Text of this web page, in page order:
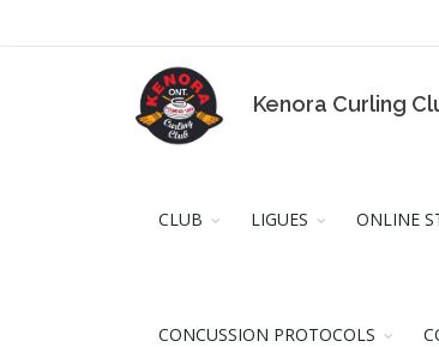
Kenora Curling
CLUB LIGUES ONLINE
CONCUSSION PROTOCOLS